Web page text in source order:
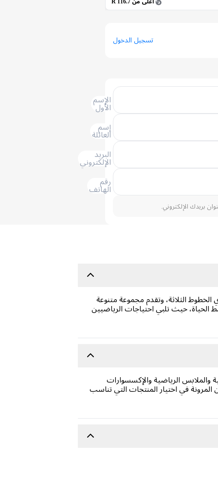
أعلى من 116.7 R
تسجيل الدخول
الإسم
الأول
إسم
العائلة
البريد
الإلكتروني
رقم
الهاتف
بريدك الإلكتروني.
الثلاثة، وتقدم مجموعة متنوعة
الحياة، حيث تلبي احتياجات الرياضيين
الرياضية والإكسسوارات
المرونة في اختيار المنتجات التي تناسب